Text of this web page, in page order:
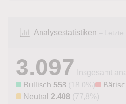
Analysestatistiken –
3.097
Insgesamt
Bullisch 558 (18,0%)
Neutral 2.408 (77,8%)